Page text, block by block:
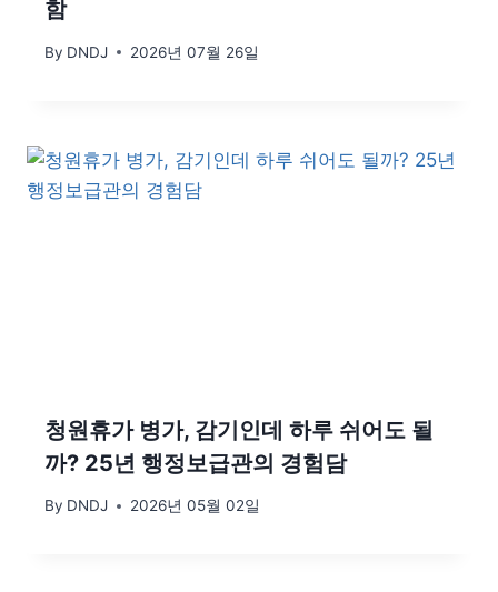
함
By DNDJ 2026년 07월 26일
청원휴가 병가, 감기인데 하루 쉬어도 될
까? 25년 행정보급관의 경험담
By DNDJ 2026년 05월 02일